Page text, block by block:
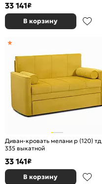
33 141₽
В корзину
Диван-кровать мелани р (120) тд
335 выкатной
33 141₽
В корзину